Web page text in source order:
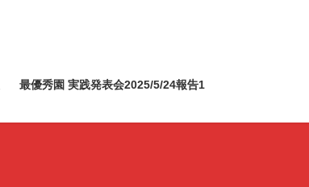
最優秀園 実践発表会2025/5/24報告1